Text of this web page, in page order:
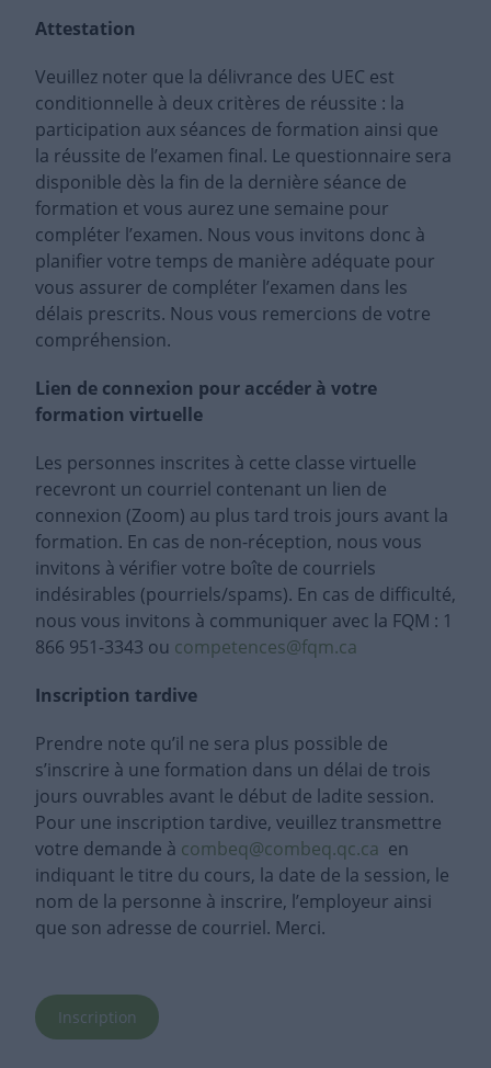
Attestation
Veuillez noter que la délivrance des UEC est
conditionnelle à deux critères de réussite : la
participation aux séances de formation ainsi que
la réussite de l’examen final. Le questionnaire sera
disponible dès la fin de la dernière séance de
formation et vous aurez une semaine pour
compléter l’examen. Nous vous invitons donc à
planifier votre temps de manière adéquate pour
vous assurer de compléter l’examen dans les
délais prescrits. Nous vous remercions de votre
compréhension.
Lien de connexion pour accéder à votre
formation virtuelle
Les personnes inscrites à cette classe virtuelle
recevront un courriel contenant un lien de
connexion (Zoom) au plus tard trois jours avant la
formation. En cas de non-réception, nous vous
invitons à vérifier votre boîte de courriels
indésirables (pourriels/spams). En cas de difficulté,
nous vous invitons à communiquer avec la FQM : 1
866 951-3343 ou competences@fqm.ca
Inscription tardive
Prendre note qu’il ne sera plus possible de
s’inscrire à une formation dans un délai de trois
jours ouvrables avant le début de ladite session.
Pour une inscription tardive, veuillez transmettre
votre demande à combeq@combeq.qc.ca en
indiquant le titre du cours, la date de la session, le
nom de la personne à inscrire, l’employeur ainsi
que son adresse de courriel. Merci.
Inscription